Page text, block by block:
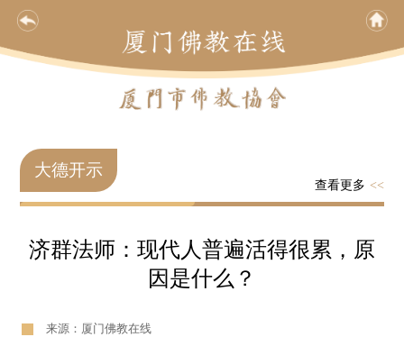
大德开示
查看更多 <<
济群法师：现代人普遍活得很累，原
因是什么？
来源：厦门佛教在线